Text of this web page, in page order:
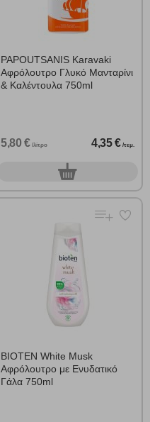
PAPOUTSANIS Karavaki
Αφρόλουτρο Γλυκό Μανταρίνι
& Καλέντουλα 750ml
5,80 € /λίτρο 4,35 € /τεμ.
0τεμ.
BIOTEN White Musk
Αφρόλουτρο με Ενυδατικό
Γάλα 750ml